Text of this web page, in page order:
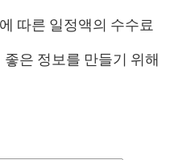
따른 일정액의 수수료
은 정보를 만들기 위해